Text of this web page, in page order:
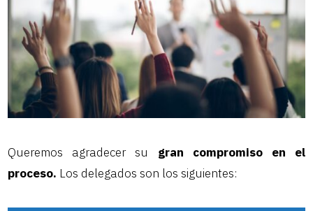
Queremos agradecer su gran compromiso en el
proceso. Los delegados son los siguientes: